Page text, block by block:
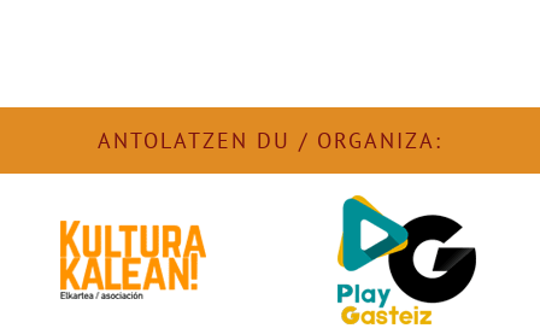
ANTOLATZEN DU / ORGANIZA: